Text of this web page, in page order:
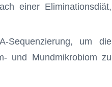
einer Eliminationsdiät,
Sequenzierung, um die
und Mundmikrobiom zu